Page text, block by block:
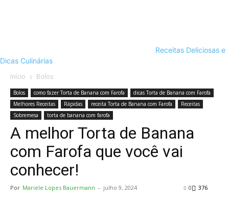
Receitas Deliciosas e
Dicas Culinárias
Início
Bolos
Bolos como fazer Torta de Banana com Farofa
dicas Torta de Banana com Farofa
Melhores Receitas
Rápidas receita Torta de Banana com Farofa
Receitas
Sobremesa
torta de banana com farofa
A melhor Torta de Banana
com Farofa que você vai
conhecer!
Por Mariele Lopes Bauermann - julho 9, 2024 376
0